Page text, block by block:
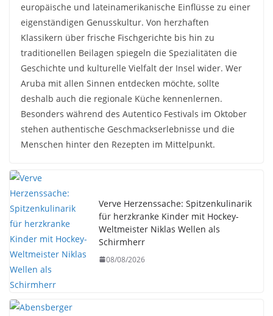
europäische und lateinamerikanische Einflüsse zu einer
eigenständigen Genusskultur. Von herzhaften
Klassikern über frische Fischgerichte bis hin zu
traditionellen Beilagen spiegeln die Spezialitäten die
Geschichte und kulturelle Vielfalt der Insel wider. Wer
Aruba mit allen Sinnen entdecken möchte, sollte
deshalb auch die regionale Küche kennenlernen.
Besonders während des Autentico Festivals im Oktober
stehen authentische Geschmackserlebnisse und die
Menschen hinter den Rezepten im Mittelpunkt.
Verve Herzenssache: Spitzenkulinarik
für herzkranke Kinder mit Hockey-
Weltmeister Niklas Wellen als
Schirmherr
08/08/2026